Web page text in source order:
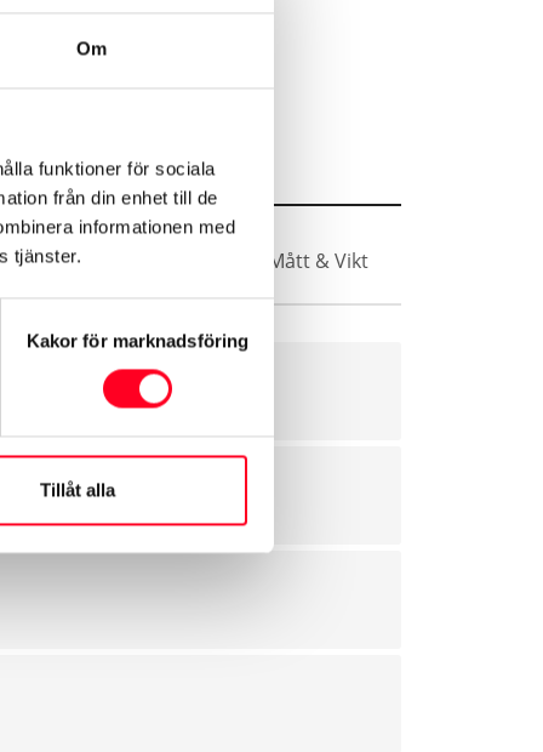
Om
funktioner för sociala
från din enhet till de
informationen med
tjänster.
Kakor för marknadsföring
Tillåt alla
Säkerhet & Trygghet Mått & Vikt